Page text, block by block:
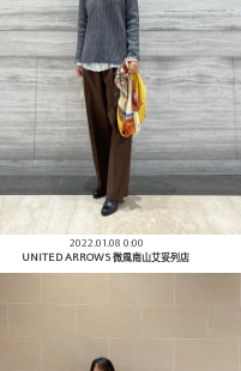
2022.01.08 0:00
UNITED ARROWS 微風南山艾妥列店